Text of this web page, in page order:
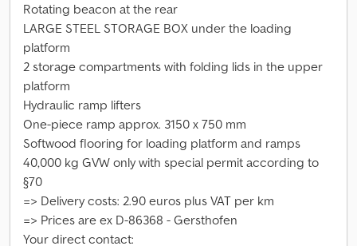
Rotating beacon at the rear
LARGE STEEL STORAGE BOX under the loading
platform
2 storage compartments with folding lids in the upper
platform
Hydraulic ramp lifters
One-piece ramp approx. 3150 x 750 mm
Softwood flooring for loading platform and ramps
40,000 kg GVW only with special permit according to
§70
=> Delivery costs: 2.90 euros plus VAT per km
=> Prices are ex D-86368 - Gersthofen
Your direct contact: